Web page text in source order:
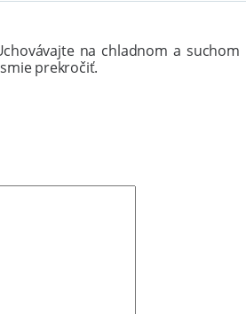
na chladnom a
prekročiť.